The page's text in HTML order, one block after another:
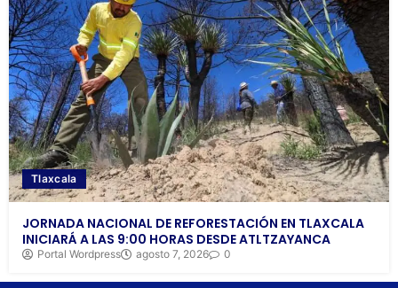
Tlaxcala
JORNADA NACIONAL DE REFORESTACIÓN EN TLAXCALA
INICIARÁ A LAS 9:00 HORAS DESDE ATLTZAYANCA
Portal Wordpress agosto 7, 2026 0